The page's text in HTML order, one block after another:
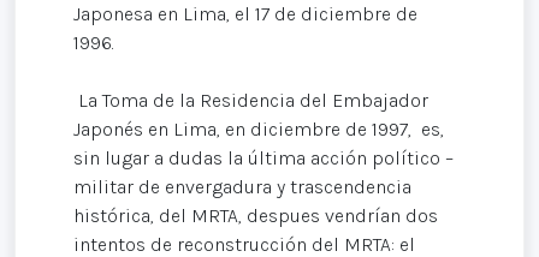
Japonesa en Lima, el 17 de diciembre de
1996.
La Toma de la Residencia del Embajador
Japonés en Lima, en diciembre de 1997, es,
sin lugar a dudas la última acción político –
militar de envergadura y trascendencia
histórica, del MRTA, despues vendrían dos
intentos de reconstrucción del MRTA: el